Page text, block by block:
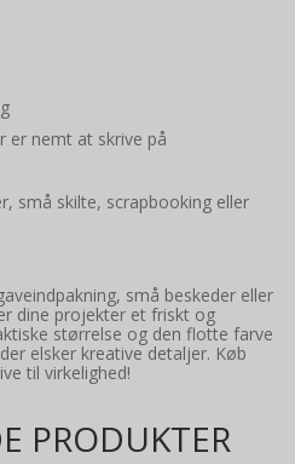
er nemt at skrive på
små skilte, scrapbooking eller
små beskeder eller
dine projekter et friskt og
størrelse og den flotte farve
elsker kreative detaljer. Køb
til virkelighed!
PRODUKTER